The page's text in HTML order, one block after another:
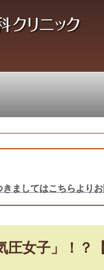
ましてはこちらよりお
圧女子」！？